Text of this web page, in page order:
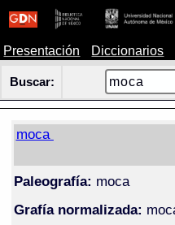
Presentación Diccionarios
Buscar:
moca
Paleografía: moca
Grafía normalizada: